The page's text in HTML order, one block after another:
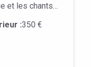
et les chants…
:350 €